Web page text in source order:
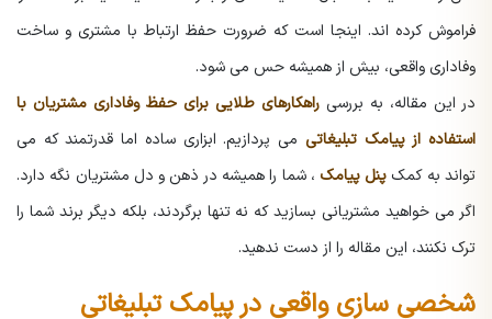
فراموش کرده اند. اینجا است که ضرورت حفظ ارتباط با مشتری و ساخت
وفاداری واقعی، بیش از همیشه حس می شود.
در این مقاله، به بررسی راهکارهای طلایی برای حفظ وفاداری مشتریان با
استفاده از پیامک تبلیغاتی می پردازیم. ابزاری ساده اما قدرتمند که می
تواند به کمک پنل پیامک ، شما را همیشه در ذهن و دل مشتریان نگه دارد.
اگر می خواهید مشتریانی بسازید که نه تنها برگردند، بلکه دیگر برند شما را
ترک نکنند، این مقاله را از دست ندهید.
شخصی سازی واقعی در پیامک تبلیغاتی